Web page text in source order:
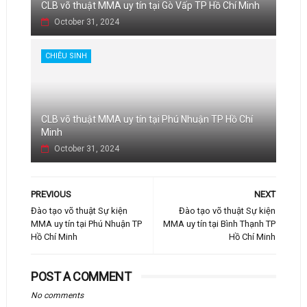
CLB võ thuật MMA uy tín tại Gò Vấp TP Hồ Chí Minh
October 31, 2024
CHIÊU SINH
CLB võ thuật MMA uy tín tại Phú Nhuận TP Hồ Chí
Minh
October 31, 2024
NEXT
Đào tạo võ thuật Sự kiện
MMA uy tín tại Bình Thạnh TP
Hồ Chí Minh
PREVIOUS
Đào tạo võ thuật Sự kiện
MMA uy tín tại Phú Nhuận TP
Hồ Chí Minh
POST A COMMENT
No comments